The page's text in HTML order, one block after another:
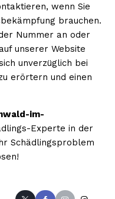
wenn Sie
brauchen.
Nummer an oder
unserer Website
unverzüglich bei
erörtern und einen
im-
Experte in der
Schädlingsproblem